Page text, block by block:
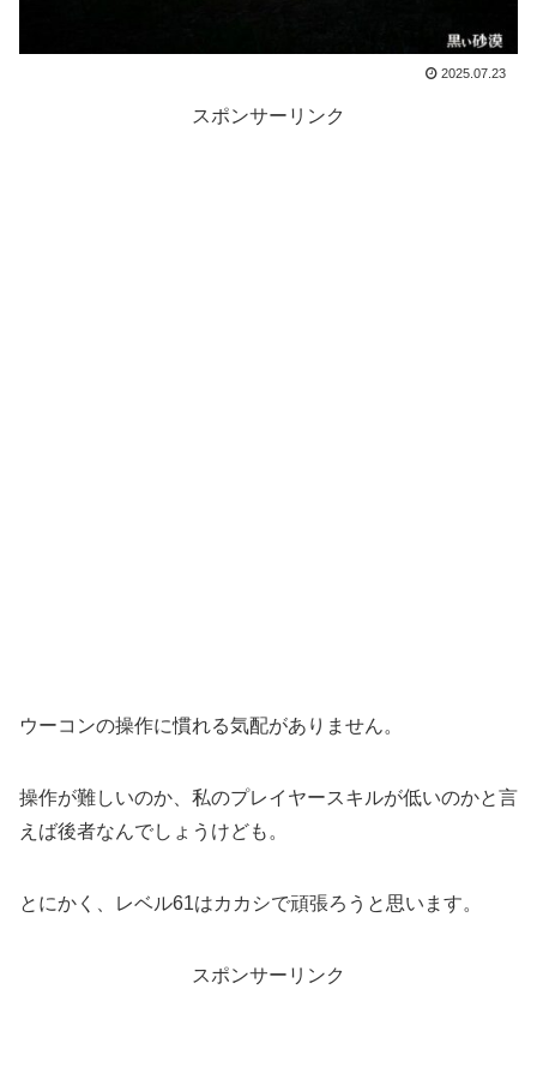
2025.07.23
スポンサーリンク
ウーコンの操作に慣れる気配がありません。
操作が難しいのか、私のプレイヤースキルが低いのかと言
えば後者なんでしょうけども。
とにかく、レベル61はカカシで頑張ろうと思います。
スポンサーリンク